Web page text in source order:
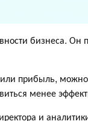
бизнеса. Он
прибыль,
менее
и